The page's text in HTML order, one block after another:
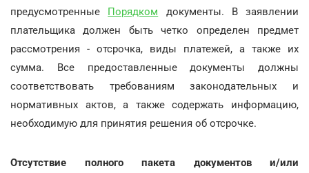
предусмотренные Порядком документы. В заявлении
плательщика должен быть четко определен предмет
рассмотрения - отсрочка, виды платежей, а также их
сумма. Все предоставленные документы должны
соответствовать требованиям законодательных и
нормативных актов, а также содержать информацию,
необходимую для принятия решения об отсрочке.
Отсутствие полного пакета документов и/или